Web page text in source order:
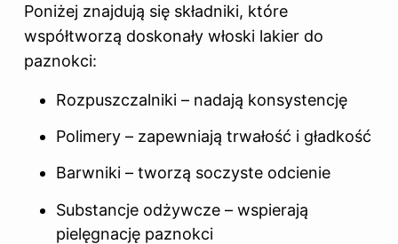
Poniżej znajdują się składniki, które
współtworzą doskonały włoski lakier do
paznokci:
Rozpuszczalniki – nadają konsystencję
Polimery – zapewniają trwałość i gładkość
Barwniki – tworzą soczyste odcienie
Substancje odżywcze – wspierają
pielęgnację paznokci